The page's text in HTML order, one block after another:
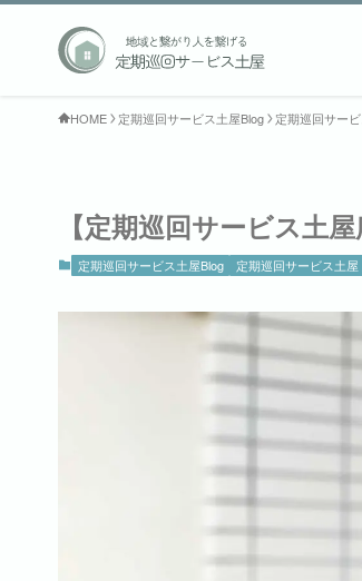
HOME 定期巡回サービス土屋Blog 定期巡回サー
【定期巡回サービス土
定期巡回サービス土屋Blog 定期巡回サービス土屋